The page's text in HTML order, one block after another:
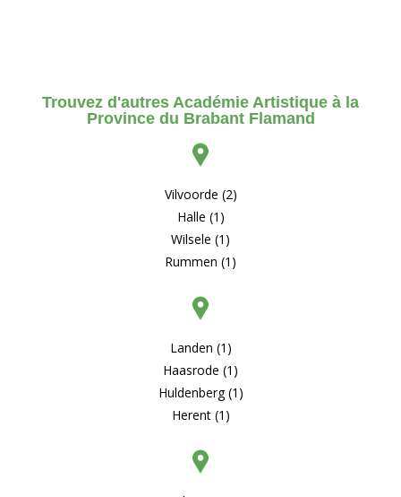
Trouvez d'autres Académie Artistique à la
Province du Brabant Flamand
Vilvoorde (2)
Halle (1)
Wilsele (1)
Rummen (1)
Landen (1)
Haasrode (1)
Huldenberg (1)
Herent (1)